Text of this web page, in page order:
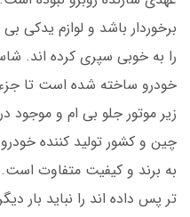
را به خوبی سپری کرده اند.
خودرو ساخته شده است تا
زیر موتور جلو بی ام و موجود در
چین و کشور تولید کننده
به برند و کیفیت متفاوت
تر پس داده اند را نباید بار